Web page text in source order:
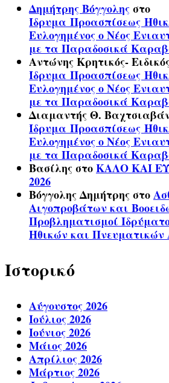
Δημήτρης Βόγγοληςστο
Ίδρυμα Προασπίσεως
Ευλογημένος ο Νέος
με τα Παραδοσικά
Αντώνης Κρητικός-
Ίδρυμα Προασπίσεως
Ευλογημένος ο Νέος
με τα Παραδοσικά
Διαμαντής Θ.
Ίδρυμα Προασπίσεως
Ευλογημένος ο Νέος
με τα Παραδοσικά
ΒασίληςστοΚΑΛΟ ΚΑΙ
2026
Βόγγολης Δημήτρηςστο
Αιγοπροβάτων και
Προβληματισμοί
Ηθικών και Πνευματικών
Ιστορικό
Αύγουστος 2026
Ιούλιος 2026
Ιούνιος 2026
Μάιος 2026
Απρίλιος 2026
Μάρτιος 2026